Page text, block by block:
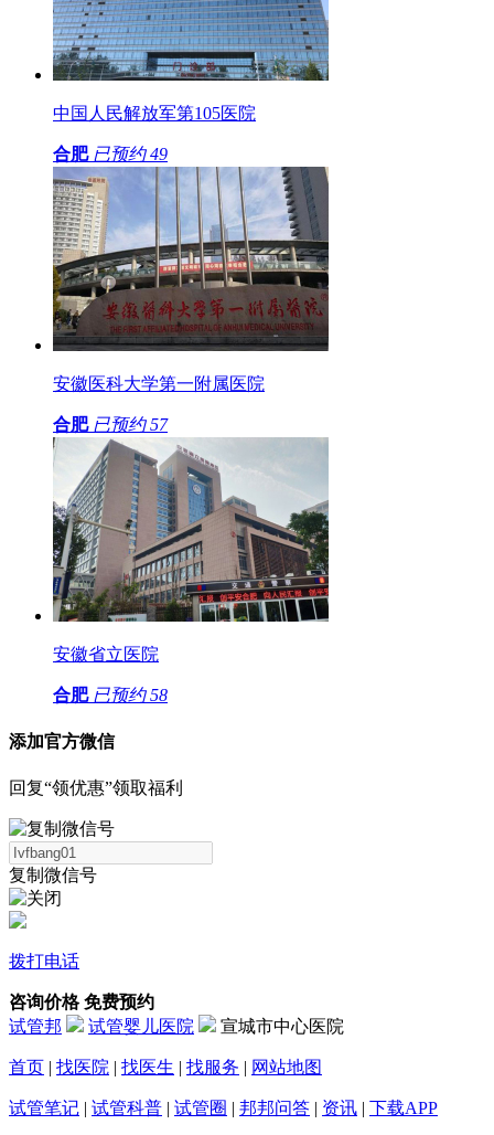
中国人民解放军第105医院
合肥 已预约 49
安徽医科大学第一附属医院
合肥 已预约 57
安徽省立医院
合肥 已预约 58
添加官方微信
回复“领优惠”领取福利
复制微信号
拨打电话
咨询价格 免费预约
试管邦
试管婴儿医院 宣城市中心医院
首页 | 找医院 | 找医生 | 找服务 | 网站地图
试管笔记 | 试管科普 | 试管圈 | 邦邦问答 | 资讯 | 下载APP